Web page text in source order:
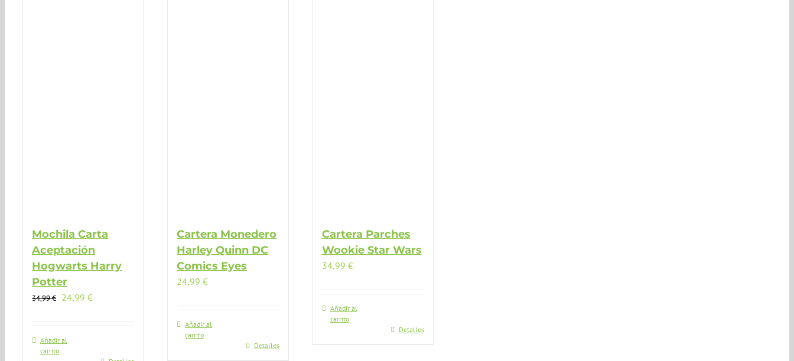
Mochila Carta
Aceptación
Hogwarts Harry
Potter
34,99€ El
era:
24,99 €
Añadir al
carrito
Cartera Monedero
Harley Quinn DC
Comics Eyes
24,99€
Añadir al
carrito
Detalles
Cartera Parches
Wookie Star Wars
34,99 €
Añadir al
carrito
Detalles